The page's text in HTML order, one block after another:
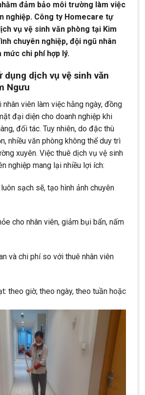
đảm bảo môi trường làm việc
nghiệp. Công ty Homecare tự
vụ vệ sinh văn phòng tại Kim
chuyên nghiệp, đội ngũ nhân
chi phí hợp lý.
dụng dịch vụ vệ sinh văn
Ngưu
nhân viên làm việc hằng ngày, đồng
đại diện cho doanh nghiệp khi
đối tác. Tuy nhiên, do đặc thù
nhiều văn phòng không thể duy trì
xuyên. Việc thuê dịch vụ vệ sinh
nghiệp mang lại nhiều lợi ích:
sạch sẽ, tạo hình ảnh chuyên
cho nhân viên, giảm bụi bẩn, nấm
và chi phí so với thuê nhân viên
theo giờ, theo ngày, theo tuần hoặc